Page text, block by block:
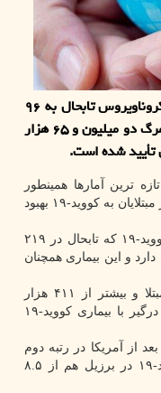
به گزارش اسنک آمار جهانیِ مبتلایان به کروناویروس تابحال به ۹۶
میلیون و ۶۲۵ هزار و ۸۲۷ نفر رسیده و مرگ دو میلیون و ۶۵ هزار
ترین آمارها همینطور
تابحال ۶۹ میلیون و ۲۹۹ هزار و ۷۱۸ نفر از مبتلایان به کووید-۱۹ بهبود
روند افزایش آمار مبتلا شدن به بیماری کووید-۱۹ که تابحال در ۲۱۹
و این بیماری همچنان
آمریکا تابحال با بیشتر از ۲۴.۸ میلیون مبتلا و بیشتر از ۴۱۱ هزار
قربانی همچنان در صدر لیست کشورهای درگیر با بیماری کووید-۱۹
۱۰.۵ میلیون مبتلا بعد از آمریکا در رتبه دوم
جهانی قرار دارد و آمار مبتلایان به کووید-۱۹ در برزیل هم از ۸.۵